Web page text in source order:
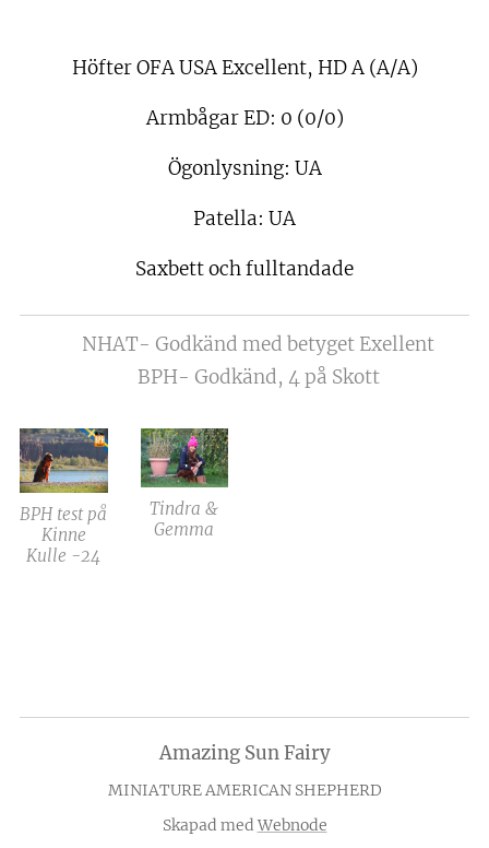
Höfter OFA USA Excellent, HD A (A/A)
Armbågar ED: 0 (0/0)
Ögonlysning: UA
Patella: UA
Saxbett och fulltandade
⭐️ NHAT- Godkänd med betyget Exellent
⭐️ BPH- Godkänd, 4 på Skott
BPH test på
Kinne
Kulle -24
Tindra &
Gemma
Amazing Sun Fairy
MINIATURE AMERICAN SHEPHERD
Skapad medWebnode